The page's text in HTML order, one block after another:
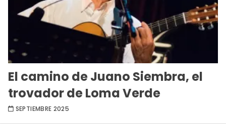
El camino de Juano Siembra, el
trovador de Loma Verde
SEPTIEMBRE 2025